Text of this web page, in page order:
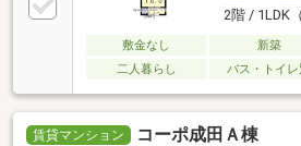
2階 / 1LDK
敷金なし 新築
二人暮らし
バス・トイレ
賃貸マンション コーポ成田Ａ棟